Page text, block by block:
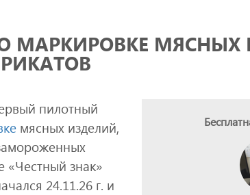
МАРКИРОВКЕ МЯСНЫХ
пилотный
мясных изделий,
«Честный знак»
24.11.26 г. и